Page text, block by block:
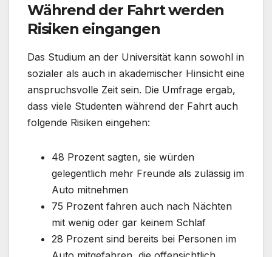
Während der Fahrt werden
Risiken eingangen
Das Studium an der Universität kann sowohl in
sozialer als auch in akademischer Hinsicht eine
anspruchsvolle Zeit sein. Die Umfrage ergab,
dass viele Studenten während der Fahrt auch
folgende Risiken eingehen:
48 Prozent sagten, sie würden
gelegentlich mehr Freunde als zulässig im
Auto mitnehmen
75 Prozent fahren auch nach Nächten
mit wenig oder gar keinem Schlaf
28 Prozent sind bereits bei Personen im